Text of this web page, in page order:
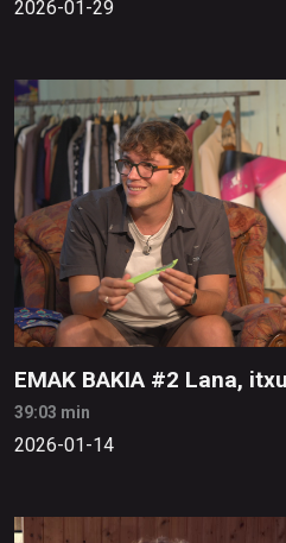
2026-01-29
EMAK BAKIA #2 Lana,
39:03 min
2026-01-14